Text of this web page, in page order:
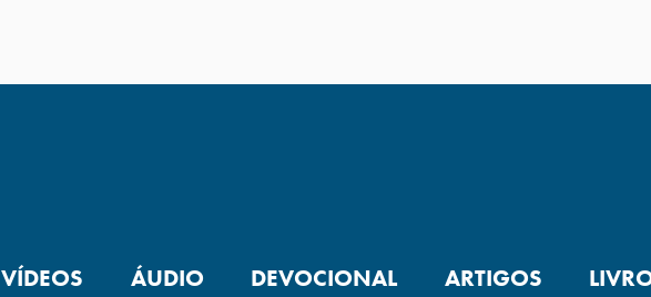
VÍDEOS ÁUDIO DEVOCIONAL ARTIGOS